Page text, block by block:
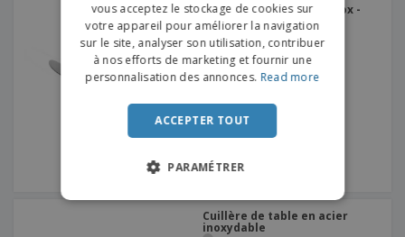
Couteau à entremets inox -
Citania
Cuillère de table en acier
inoxydable
DUTCH
PORTUGUESE
SPANISH
ITALIAN
vous acceptez le stockage de cookies sur
votre appareil pour améliorer la navigation
sur le site, analyser son utilisation, contribuer
à nos efforts de marketing et fournir une
personnalisation des annonces. Read more
ACCEPTER TOUT
PARAMÉTRER